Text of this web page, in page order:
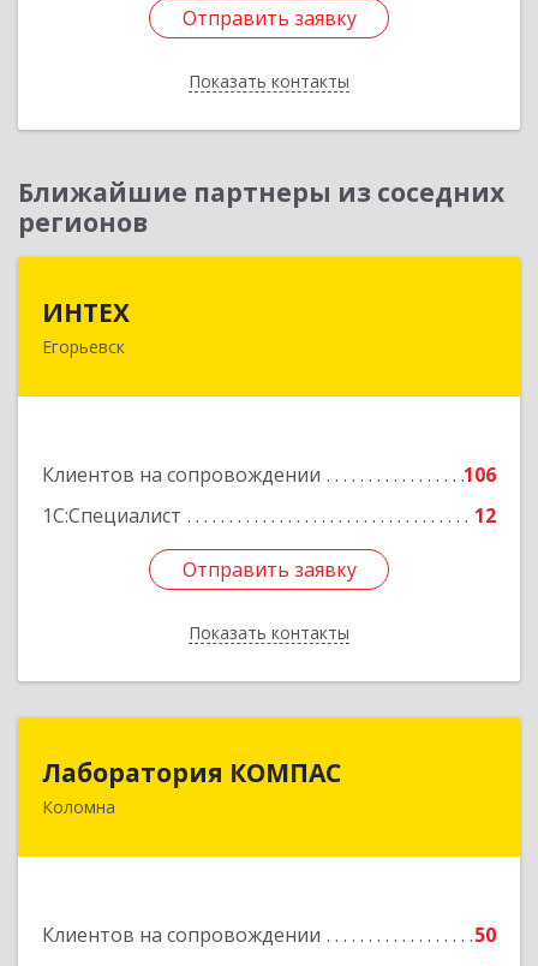
Отправить заявку
Показать контакты
Отправить заявку
Назад
Ближайшие партнеры из соседних
регионов
ИНТЕХ
Егорьевск
Клиентов на сопровождении
106
1С:Специалист
12
Отправить заявку
Показать контакты
140300, Московская обл, Егорьевск г, 5-й мкр,
Отправить заявку
Назад
Лаборатория КОМПАС
Коломна
Клиентов на сопровождении
50
140415, Московская обл, Коломна г, Л.Толстого